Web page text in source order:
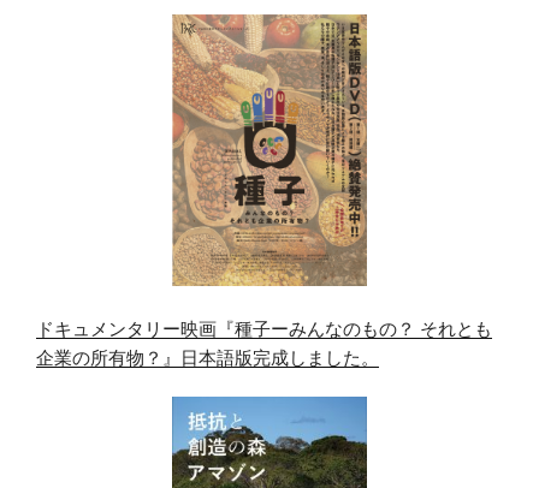
ドキュメンタリー映画『種子ーみんなのもの？ それとも
企業の所有物？』日本語版完成しました。